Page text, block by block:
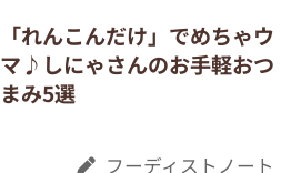
「れんこんだけ」でめちゃウ
マ♪しにゃさんのお手軽おつ
まみ5選
フーディストノート